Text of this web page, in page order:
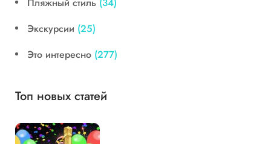
Экскурсии (25)
Это интересно (277)
Топ новых статей